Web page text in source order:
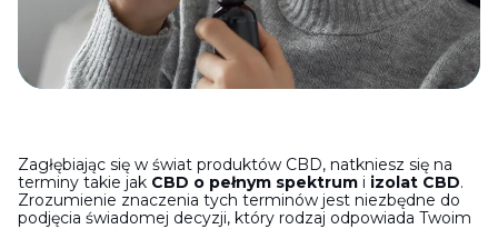
Zagłębiając się w świat produktów CBD, natkniesz się na
terminy takie jak CBD o pełnym spektrum i izolat CBD.
Zrozumienie znaczenia tych terminów jest niezbędne do
podjęcia świadomej decyzji, który rodzaj odpowiada Twoim